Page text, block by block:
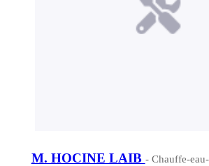
M. HOCINE LAIB - Chauffe-